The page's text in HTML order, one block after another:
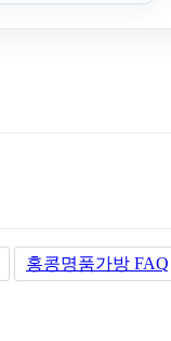
홍콩명품가방 FAQ